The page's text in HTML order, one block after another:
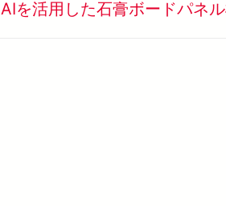
AIを活用した石膏ボードパネ